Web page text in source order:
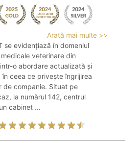
Arată mai multe >>
se evidențiază în domeniul
veterinare din
o abordare actualizată și
în ceea ce privește îngrijirea
de companie. Situat pe
la numărul 142, centrul
cabinet ...